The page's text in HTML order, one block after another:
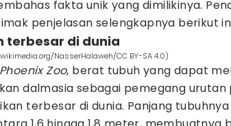
fakta unik yang dimilikinya.
penjelasan selengkapnya berikut
terbesar di dunia
NasserHalaweh/CC BY-SA 4.0)
Phoenix Zoo, berat tubuh yang dapat
dalmasia sebagai pemegang
terbesar di dunia. Panjang tubuhnya